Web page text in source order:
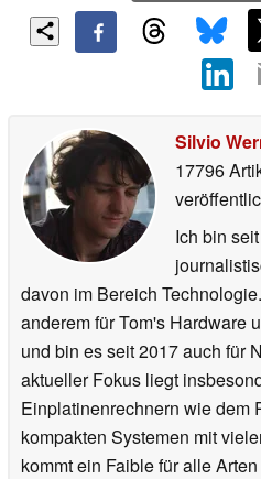
Silvio
17796
Ich bin
davon im Bereich
anderem für Tom's Hardware
und bin es seit 2017 auch für
aktueller Fokus liegt
Einplatinenrechnern wie dem
kompakten Systemen mit
kommt ein Faible für alle